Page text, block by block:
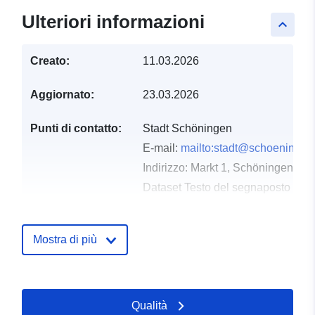
keyboard_arrow_up
Ulteriori informazioni
Creato: 11.03.2026
Aggiornato: 23.03.2026
Punti di contatto:
Stadt Schöningen
E-mail:
Indirizzo: Markt 1, Schöningen,
Dataset Testo del segnaposto
Registro del
Aggiornato su data.europa.eu:
25 July 2026
Mostra di più
Qualità